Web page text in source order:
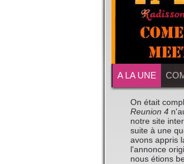
A LA UNE
On était
Reunion 4
notre site
suite à une
avons appris
l'annonce
nous étions